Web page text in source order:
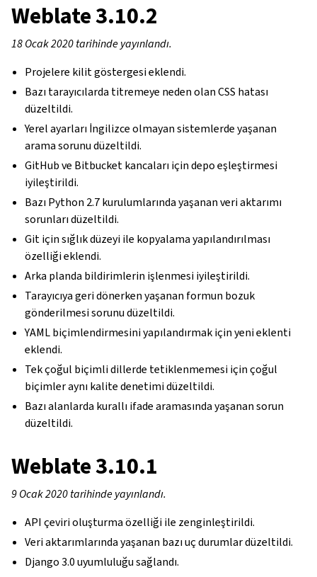
Weblate 3.10.2
18 Ocak 2020 tarihinde yayınlandı.
Projelere kilit göstergesi eklendi.
Bazı tarayıcılarda titremeye neden olan CSS hatası
düzeltildi.
Yerel ayarları İngilizce olmayan sistemlerde yaşanan
arama sorunu düzeltildi.
GitHub ve Bitbucket kancaları için depo eşleştirmesi
iyileştirildi.
Bazı Python 2.7 kurulumlarında yaşanan veri aktarımı
sorunları düzeltildi.
Git için sığlık düzeyi ile kopyalama yapılandırılması
özelliği eklendi.
Arka planda bildirimlerin işlenmesi iyileştirildi.
Tarayıcıya geri dönerken yaşanan formun bozuk
gönderilmesi sorunu düzeltildi.
YAML biçimlendirmesini yapılandırmak için yeni eklenti
eklendi.
Tek çoğul biçimli dillerde tetiklenmemesi için çoğul
biçimler aynı kalite denetimi düzeltildi.
Bazı alanlarda kurallı ifade aramasında yaşanan sorun
düzeltildi.
Weblate 3.10.1
9 Ocak 2020 tarihinde yayınlandı.
API çeviri oluşturma özelliği ile zenginleştirildi.
Veri aktarımlarında yaşanan bazı uç durumlar düzeltildi.
Django 3.0 uyumluluğu sağlandı.